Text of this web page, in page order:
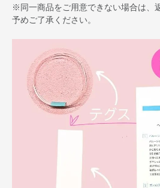
※同一商品をご用意できない場合は、
予めご了承ください。